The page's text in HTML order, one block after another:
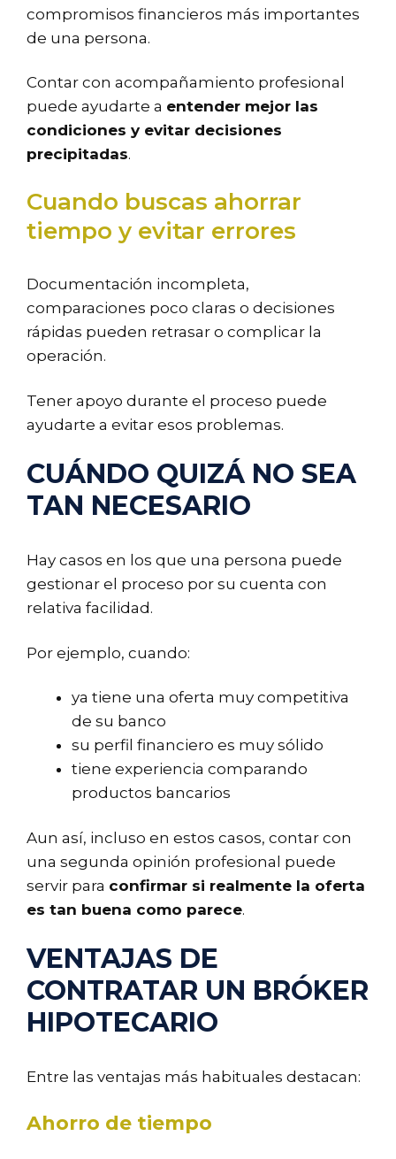
compromisos financieros más importantes
de una persona.
Contar con acompañamiento profesional
puede ayudarte a entender mejor las
condiciones y evitar decisiones
precipitadas.
Cuando buscas ahorrar
tiempo y evitar errores
Documentación incompleta,
comparaciones poco claras o decisiones
rápidas pueden retrasar o complicar la
operación.
Tener apoyo durante el proceso puede
ayudarte a evitar esos problemas.
CUÁNDO QUIZÁ NO SEA
TAN NECESARIO
Hay casos en los que una persona puede
gestionar el proceso por su cuenta con
relativa facilidad.
Por ejemplo, cuando:
ya tiene una oferta muy competitiva
de su banco
su perfil financiero es muy sólido
tiene experiencia comparando
productos bancarios
Aun así, incluso en estos casos, contar con
una segunda opinión profesional puede
servir para confirmar si realmente la oferta
es tan buena como parece.
VENTAJAS DE
CONTRATAR UN BRÓKER
HIPOTECARIO
Entre las ventajas más habituales destacan:
Ahorro de tiempo